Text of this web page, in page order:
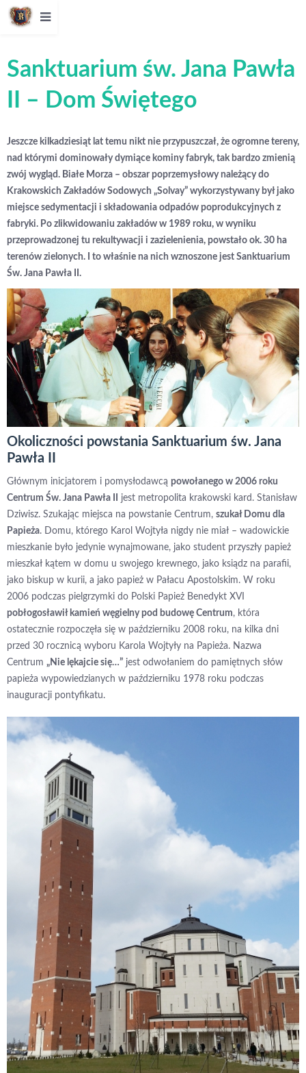
Sanktuarium św. Jana Pawła
II – Dom Świętego
Jeszcze kilkadziesiąt lat temu nikt nie przypuszczał, że ogromne tereny,
nad którymi dominowały dymiące kominy fabryk, tak bardzo zmienią
zwój wygląd. Białe Morza – obszar poprzemysłowy należący do
Krakowskich Zakładów Sodowych „Solvay” wykorzystywany był jako
miejsce sedymentacji i składowania odpadów poprodukcyjnych z
fabryki. Po zlikwidowaniu zakładów w 1989 roku, w wyniku
przeprowadzonej tu rekultywacji i zazielenienia, powstało ok. 30 ha
terenów zielonych. I to właśnie na nich wznoszone jest Sanktuarium
Św. Jana Pawła II.
Okoliczności powstania Sanktuarium św. Jana
Pawła II
Głównym inicjatorem i pomysłodawcą powołanego w 2006 roku
Centrum Św. Jana Pawła II
jest metropolita krakowski kard. Stanisław
Dziwisz. Szukając miejsca na powstanie Centrum, szukał Domu dla
Papieża. Domu, którego Karol Wojtyła nigdy nie miał – wadowickie
mieszkanie było jedynie wynajmowane, jako student przyszły papież
mieszkał kątem w domu u swojego krewnego, jako ksiądz na parafii,
jako biskup w kurii, a jako papież w Pałacu Apostolskim. W roku
2006 podczas pielgrzymki do Polski Papież Benedykt XVI
pobłogosławił kamień węgielny pod budowę Centrum, która
ostatecznie rozpoczęła się w październiku 2008 roku, na kilka dni
przed 30 rocznicą wyboru Karola Wojtyły na Papieża. Nazwa
Centrum „Nie lękajcie się…” jest odwołaniem do pamiętnych słów
papieża wypowiedzianych w październiku 1978 roku podczas
inauguracji pontyfikatu.